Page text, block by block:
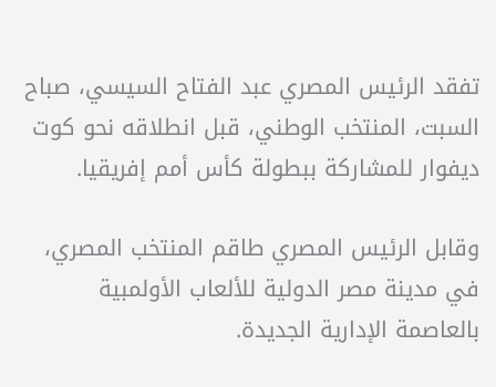
تفقد الرئيس المصري عبد الفتاح السيسي، صباح
السبت، المنتخب الوطني، قبل انطلاقه نحو كوت
ديفوار للمشاركة ببطولة كأس أمم إفريقيا.
وقابل الرئيس المصري طاقم المنتخب المصري،
في مدينة مصر الدولية للألعاب الأولمبية
بالعاصمة الإدارية الجديدة.